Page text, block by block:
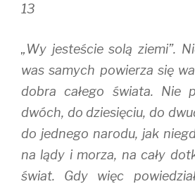
13
„Wy jesteście solą ziemi”.
was samych powierza się
dobra całego świata. Nie
dwóch, do dziesięciu, do
do jednego narodu, jak
na lądy i morza, na cały
świat. Gdy więc